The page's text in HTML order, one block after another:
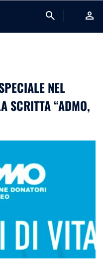
search person
NEL
SCRITTA “ADMO,